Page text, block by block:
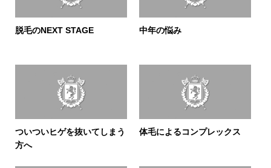
脱毛のNEXT STAGE 中年の悩み
ついついヒゲを抜いてしまう
方へ
体毛によるコンプレックス